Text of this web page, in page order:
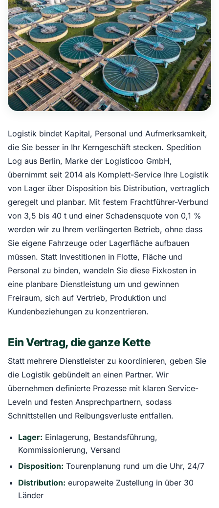
Logistik bindet Kapital, Personal und Aufmerksamkeit,
die Sie besser in Ihr Kerngeschäft stecken. Spedition
Log aus Berlin, Marke der Logisticoo GmbH,
übernimmt seit 2014 als Komplett-Service Ihre Logistik
von Lager über Disposition bis Distribution, vertraglich
geregelt und planbar. Mit festem Frachtführer-Verbund
von 3,5 bis 40 t und einer Schadensquote von 0,1 %
werden wir zu Ihrem verlängerten Betrieb, ohne dass
Sie eigene Fahrzeuge oder Lagerfläche aufbauen
müssen. Statt Investitionen in Flotte, Fläche und
Personal zu binden, wandeln Sie diese Fixkosten in
eine planbare Dienstleistung um und gewinnen
Freiraum, sich auf Vertrieb, Produktion und
Kundenbeziehungen zu konzentrieren.
Ein Vertrag, die ganze Kette
Statt mehrere Dienstleister zu koordinieren, geben Sie
die Logistik gebündelt an einen Partner. Wir
übernehmen definierte Prozesse mit klaren Service-
Leveln und festen Ansprechpartnern, sodass
Schnittstellen und Reibungsverluste entfallen.
Lager: Einlagerung, Bestandsführung,
Kommissionierung, Versand
Disposition: Tourenplanung rund um die Uhr, 24/7
Distribution: europaweite Zustellung in über 30
Länder